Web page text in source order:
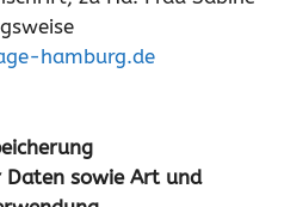
hamburg.de
Daten sowie Art und